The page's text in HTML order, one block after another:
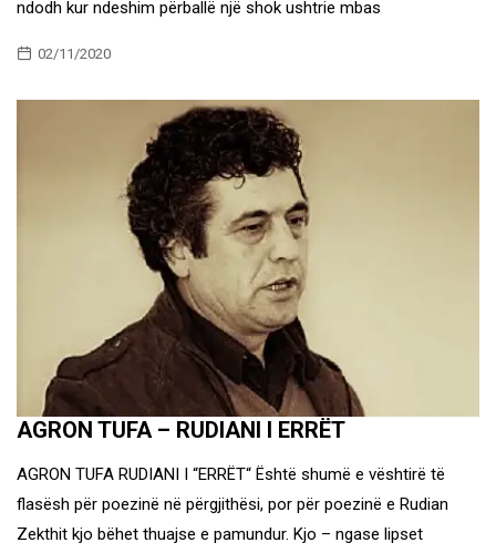
ndodh kur ndeshim përballë një shok ushtrie mbas
02/11/2020
AGRON TUFA – RUDIANI I ERRËT
AGRON TUFA RUDIANI I “ERRËT“ Është shumë e vështirë të
flasësh për poezinë në përgjithësi, por për poezinë e Rudian
Zekthit kjo bëhet thuajse e pamundur. Kjo – ngase lipset